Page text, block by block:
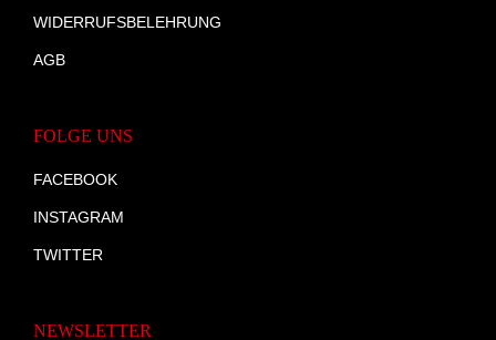
WIDERRUFSBELEHRUNG
AGB
FOLGE UNS
FACEBOOK
INSTAGRAM
TWITTER
NEWSLETTER